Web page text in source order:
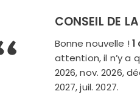
CONSEIL DE
Bonne nouvelle !
attention, il n’y a
2026, nov. 2026,
2027, juil. 2027.